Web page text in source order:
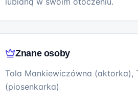
Znane osoby
Tola Mankiewiczówna (aktorka),
(piosenkarka)